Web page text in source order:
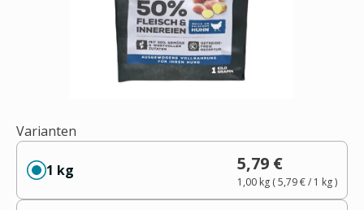
Varianten
1 kg 5,79 €
1,00 kg(5,79 €/ 1 kg)